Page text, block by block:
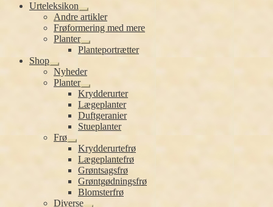
Urteleksikon
Udfold
undermenu
Andre artikler
Frøformering med mere
Planter
Udfold
undermenu
Planteportrætter
Shop
Udfold
undermenu
Nyheder
Planter
Udfold
undermenu
Krydderurter
Lægeplanter
Duftgeranier
Stueplanter
Frø
Udfold
undermenu
Krydderurtefrø
Lægeplantefrø
Grøntsagsfrø
Grøntgødningsfrø
Blomsterfrø
Diverse